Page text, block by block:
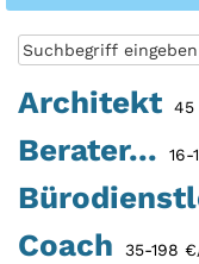
Architekt 45
Berater... 16-
Coach 35-198